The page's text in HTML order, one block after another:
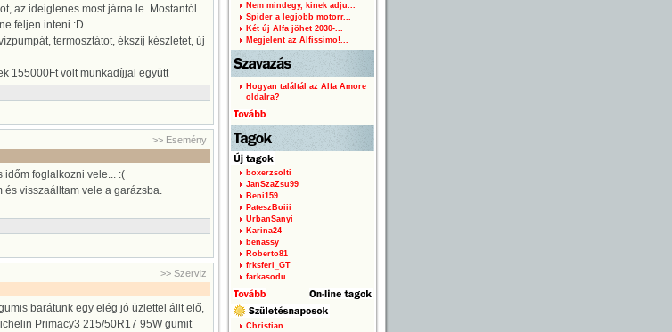
az ideiglenes most járna le. Mostantól
féljen inteni :D
termosztátot, ékszíj készletet, új
155000Ft volt munkadíjjal együtt
>> Esemény
időm foglalkozni vele... :(
és visszaálltam vele a garázsba.
>> Szerviz
barátunk egy elég jó üzlettel állt elő,
Primacy3 215/50R17 95W gumit
Nem mindegy, kinek adju...
Spider a legjobb motorr...
Két új Alfa jöhet 2030-...
Megjelent az Alfissimo!...
Hogyan találtál az Alfa Amore
oldalra?
boxerzsolti
JanSzaZsu99
Beni159
PateszBoiii
UrbanSanyi
Karina24
benassy
Roberto81
frksferi_GT
farkasodu
Christian